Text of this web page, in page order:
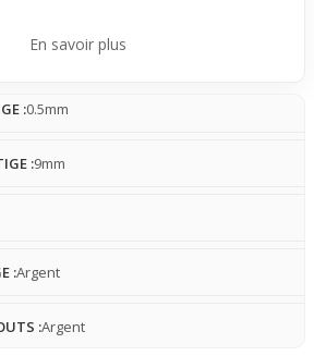
sur le nez et se maintient
nuit. Son design pliable rend sa
discret et simple à manipuler.
compléter un style discret au
pour un usage occasionnel, sans
Il apporte juste ce qu’il faut pour
En savoir plus
:0.5mm
:9mm
:Argent
:Argent